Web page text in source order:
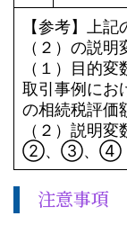
【参考】上
（２）の説
（１）目的
取引事例にお
の相続税評価
（２）説明
②、③、④
注意事項